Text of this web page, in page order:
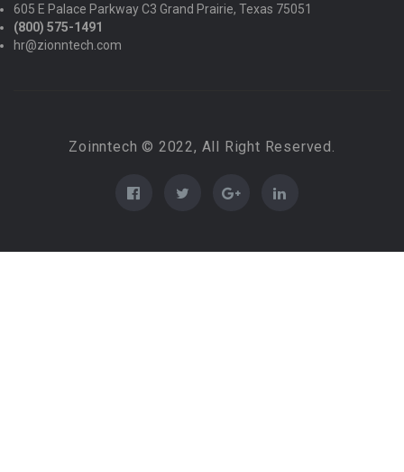
605 E Palace Parkway C3 Grand Prairie, Texas 75051
(800) 575-1491
hr@zionntech.com
Zoinntech © 2022, All Right Reserved.